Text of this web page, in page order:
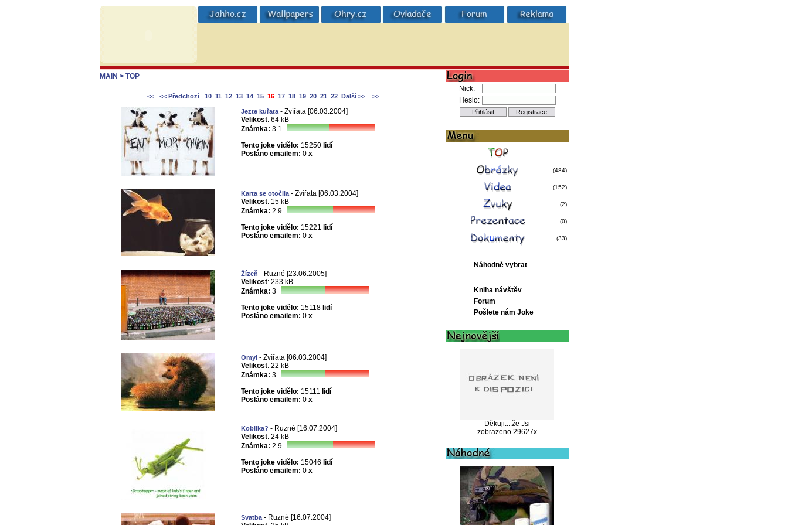
MAIN > TOP
Nick:
Heslo:
(484)
(152)
(2)
(0)
(33)
Náhodně vybrat
Kniha návštěv
Forum
Pošlete nám Joke
Děkuji....že Jsi
zobrazeno 29627x
<< << Předchozí 10 11 12 13 14 15 16 17 18 19 20 21 22 Další >> >>
Jezte kuřata- Zvířata [06.03.2004]
Velikost: 64 kB
Známka: 3.1
Tento joke vidělo: 15250 lidí
Posláno emailem: 0 x
Karta se otočila- Zvířata [06.03.2004]
Velikost: 15 kB
Známka: 2.9
Tento joke vidělo: 15221 lidí
Posláno emailem: 0 x
Žízeň - Ruzné [23.06.2005]
Velikost: 233 kB
Známka: 3
Tento joke vidělo: 15118 lidí
Posláno emailem: 0 x
Omyl- Zvířata [06.03.2004]
Velikost: 22 kB
Známka: 3
Tento joke vidělo: 15111 lidí
Posláno emailem: 0 x
Kobilka? - Ruzné [16.07.2004]
Velikost: 24 kB
Známka: 2.9
Tento joke vidělo: 15046 lidí
Posláno emailem: 0 x
Svatba- Ruzné [16.07.2004]